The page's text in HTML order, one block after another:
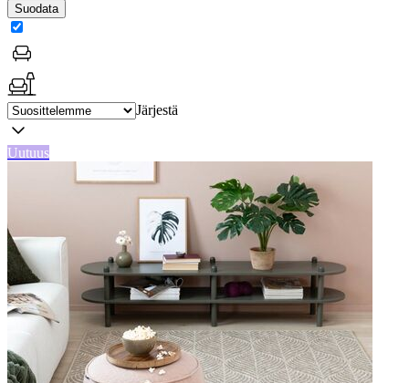
Suodata
Järjestä
Uutuus